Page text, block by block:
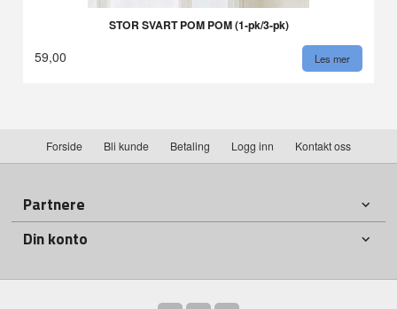
STOR SVART POM POM (1-pk/3-pk)
59,00 Les mer
Forside Bli kunde Betaling Logg inn Kontakt oss
Partnere
Din konto